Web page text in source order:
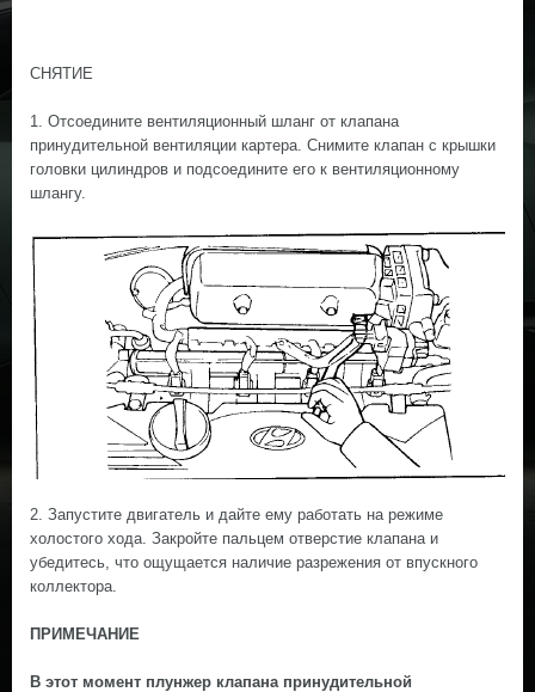
СНЯТИЕ
1. Отсоедините вентиляционный шланг от клапана
принудительной вентиляции картера. Снимите клапан с крышки
головки цилиндров и подсоедините его к вентиляционному
шлангу.
2. Запустите двигатель и дайте ему работать на режиме
холостого хода. Закройте пальцем отверстие клапана и
убедитесь, что ощущается наличие разрежения от впускного
коллектора.
ПРИМЕЧАНИЕ
В этот момент плунжер клапана принудительной